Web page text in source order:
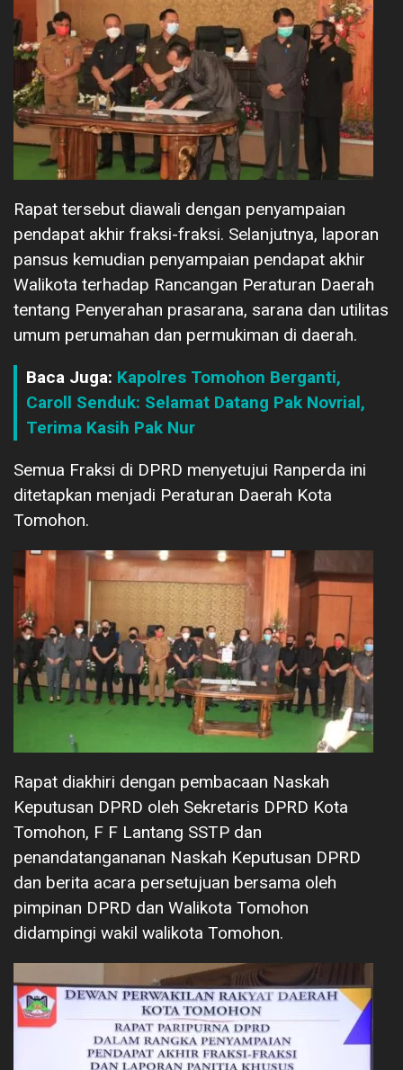
Rapat tersebut diawali dengan penyampaian
pendapat akhir fraksi-fraksi. Selanjutnya, laporan
pansus kemudian penyampaian pendapat akhir
Walikota terhadap Rancangan Peraturan Daerah
tentang Penyerahan prasarana, sarana dan utilitas
umum perumahan dan permukiman di daerah.
Baca Juga: Kapolres Tomohon Berganti,
Caroll Senduk: Selamat Datang Pak Novrial,
Terima Kasih Pak Nur
Semua Fraksi di DPRD menyetujui Ranperda ini
ditetapkan menjadi Peraturan Daerah Kota
Tomohon.
Rapat diakhiri dengan pembacaan Naskah
Keputusan DPRD oleh Sekretaris DPRD Kota
Tomohon, F F Lantang SSTP dan
penandatangananan Naskah Keputusan DPRD
dan berita acara persetujuan bersama oleh
pimpinan DPRD dan Walikota Tomohon
didampingi wakil walikota Tomohon.